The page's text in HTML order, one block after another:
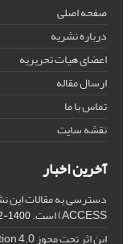
صفحه اصلی
درباره نشریه
اعضای هیات تحریریه
ارسال مقاله
تماس با ما
نقشه سایت
آخرین اخبار
ACCESS) است. 1400-12-21